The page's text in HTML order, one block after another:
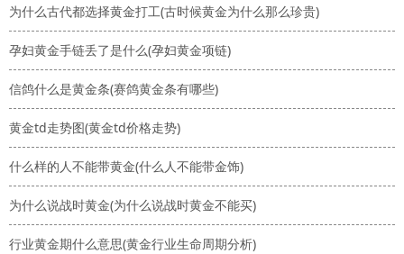
为什么古代都选择黄金打工(古时候黄金为什么那么珍贵)
孕妇黄金手链丢了是什么(孕妇黄金项链)
信鸽什么是黄金条(赛鸽黄金条有哪些)
黄金td走势图(黄金td价格走势)
什么样的人不能带黄金(什么人不能带金饰)
为什么说战时黄金(为什么说战时黄金不能买)
行业黄金期什么意思(黄金行业生命周期分析)